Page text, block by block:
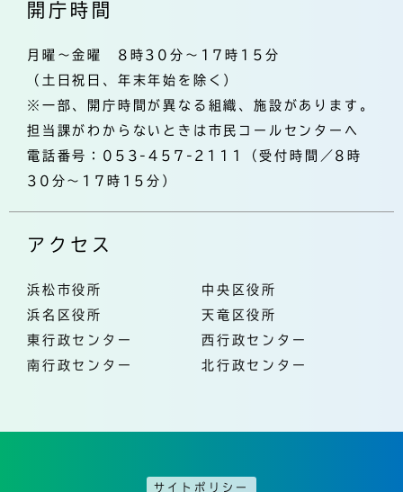
開庁時間
月曜～金曜 8時30分～17時15分
（土日祝日、年末年始を除く）
※一部、開庁時間が異なる組織、施設があります。
担当課がわからないときは市民コールセンターへ
電話番号：053-457-2111（受付時間／8時
30分～17時15分）
アクセス
浜松市役所
中央区役所
浜名区役所
天竜区役所
東行政センター
西行政センター
南行政センター
北行政センター
サイトポリシー